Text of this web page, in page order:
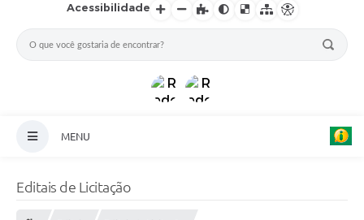
Acessibilidade
MENU
Editais de Licitação